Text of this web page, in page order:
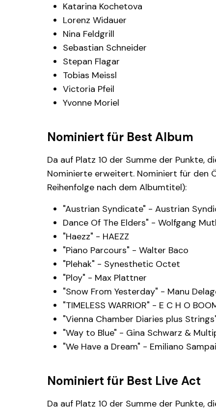
Katarina Kochetova
Lorenz Widauer
Nina Feldgrill
Sebastian Schneider
Stepan Flagar
Tobias Meissl
Victoria Pfeil
Yvonne Moriel
Nominiert für Best Album
Da auf Platz 10 der Summe der Punkte,
Nominierte erweitert. Nominiert für den
Reihenfolge nach dem Albumtitel):
"Austrian Syndicate" - Austrian
Dance Of The Elders" - Wolfgang
"Haezz" - HAEZZ
"Piano Parcours" - Walter Baco
"Plehak" - Synesthetic Octet
"Ploy" - Max Plattner
"Snow From Yesterday" - Manu
"TIMELESS WARRIOR" - E C H O
"Vienna Chamber Diaries plus
"Way to Blue" - Gina Schwarz &
"We Have a Dream" - Emiliano
Nominiert für Best Live Act
Da auf Platz 10 der Summe der Punkte,